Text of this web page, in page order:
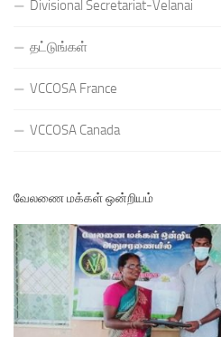
Divisional Secretariat-Velanai
தட்டுங்கள்
VCCOSA France
VCCOSA Canada
வேலணை மக்கள் ஒன்றியம்